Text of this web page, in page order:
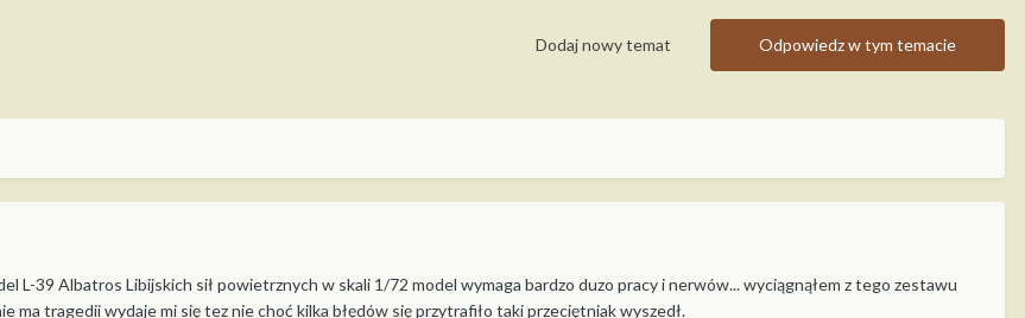
Odpowiedz w tym temacie
Dodaj nowy temat
L-39 Albatros Libijskich sił powietrznych w skali 1/72 model wymaga bardzo duzo pracy i nerwów... wyciągnąłem z tego zestawu
ma tragedii wydaje mi się tez nie choć kilka błędów się przytrafiło taki przeciętniak wyszedł.